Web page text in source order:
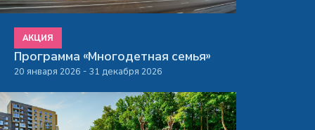
АКЦИЯ
Программа «Многодетная семья»
20 января 2026 - 31 декабря 2026